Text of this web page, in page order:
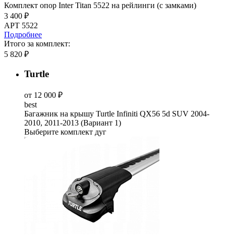
Комплект опор Inter Titan 5522 на рейлинги (с замками)
3 400 ₽
АРТ 5522
Подробнее
Итого за комплект:
5 820 ₽
Turtle
от 12 000 ₽
best
Багажник на крышу Turtle Infiniti QX56 5d SUV 2004-
2010, 2011-2013 (Вариант 1)
Выберите комплект дуг